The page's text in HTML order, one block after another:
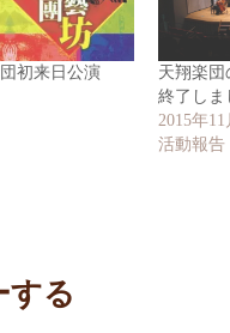
初来日公演
天翔楽団
終了しま
2015年11
活動報告
する